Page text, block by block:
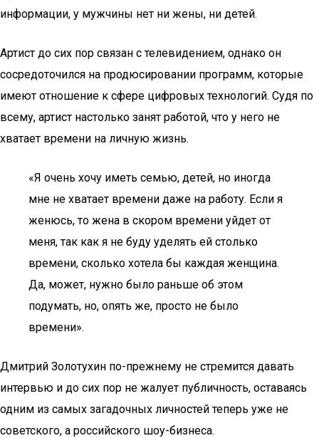
информации, у мужчины нет ни жены, ни детей.
Артист до сих пор связан с телевидением, однако он
сосредоточился на продюсировании программ, которые
имеют отношение к сфере цифровых технологий. Судя по
всему, артист настолько занят работой, что у него не
хватает времени на личную жизнь.
«Я очень хочу иметь семью, детей, но иногда
мне не хватает времени даже на работу. Если я
женюсь, то жена в скором времени уйдет от
меня, так как я не буду уделять ей столько
времени, сколько хотела бы каждая женщина.
Да, может, нужно было раньше об этом
подумать, но, опять же, просто не было
времени».
Дмитрий Золотухин по-прежнему не стремится давать
интервью и до сих пор не жалует публичность, оставаясь
одним из самых загадочных личностей теперь уже не
советского, а российского шоу-бизнеса.